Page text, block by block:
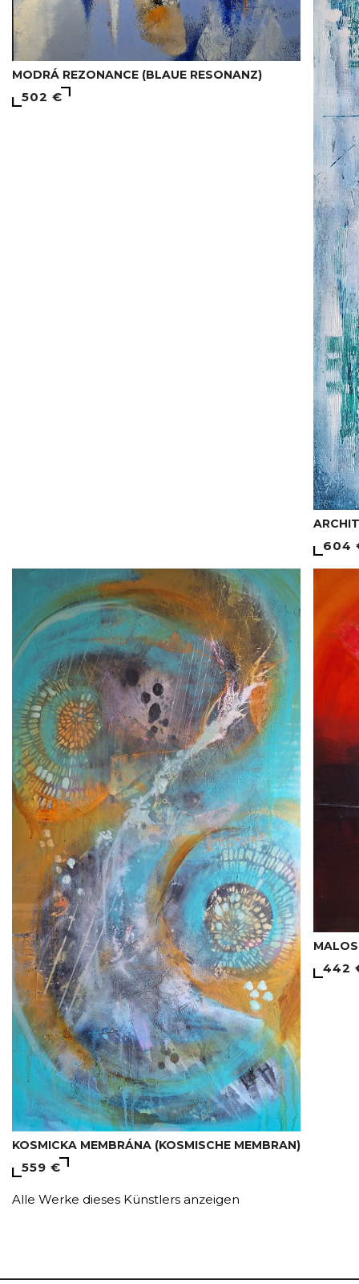
MODRÁ REZONANCE (BLAUE RESONANZ)
502 €
604
KOSMICKA MEMBRÁNA (KOSMISCHE MEMBRAN)
559 €
442
Alle Werke dieses Künstlers anzeigen